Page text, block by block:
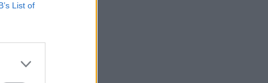
List of